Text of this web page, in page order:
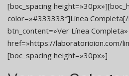
[boc_spacing
color=»#333333″]Línea
btn_content=»Ver Línea Completa»
href=»https://laboratorioion.com/
[boc_spacing height=»30px»]